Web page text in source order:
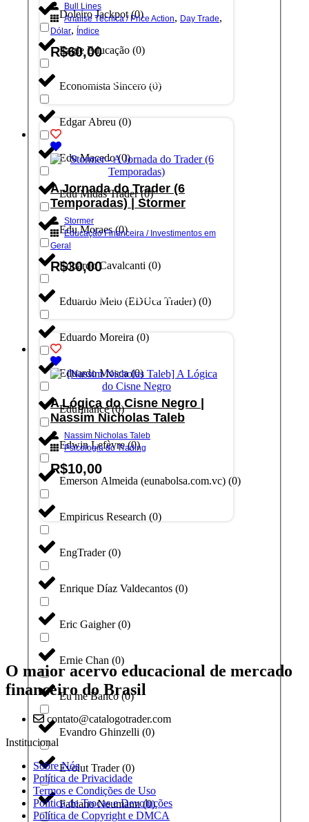
Doleiro Jackpot(0)
Eagle Educação (0)
Economista Sincero (0)
Edgar Abreu (0)
Edu Macedo(0)
Edu Midas Trader(0)
Edu Moraes(0)
Eduardo Cavalcanti (0)
Eduardo Melo (EDUca Trader) (0)
Eduardo Moreira (0)
Eduardo Mosca(0)
Edufinance(0)
Edwin Lefèvre(0)
Emerson Almeida (eunabolsa.com.vc) (0)
Empiricus Research (0)
EngTrader(0)
Enrique Díaz Valdecantos (0)
Eric Gaigher(0)
Ernie Chan (0)
Eu me Banco(0)
Evandro Ghinzelli (0)
Evolut Trader(0)
Fabiano Neumann(0)
Bull Lines
Análise Técnica / Price Action, Day Trade,
Dólar, Índice
R$60,00
Adicionar ao carrinho
A Jornada do Trader (6
Temporadas) | Stormer
Stormer
Educação Financeira / Investimentos em
Geral
R$30,00
Adicionar ao carrinho
A Lógica do Cisne Negro |
Nassim Nicholas Taleb
Nassim Nicholas Taleb
Psicologia do Trading
R$10,00
O maior acervo educacional de mercado
financeiro do Brasil
contato@catalogotrader.com
Institucional
Sobre Nós
Política de Privacidade
Termos e Condições de Uso
Política de Trocas e Devoluções
Política de Copyright e DMCA